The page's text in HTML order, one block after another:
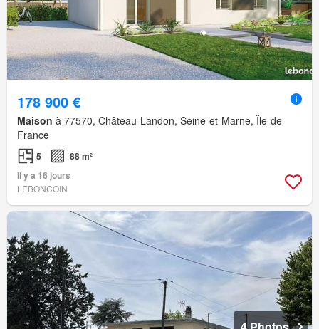
178 900 €
Maison à 77570, Château-Landon, Seine-et-Marne, Île-de-
France
5
88 m²
Il y a 16 jours
LEBONCOIN